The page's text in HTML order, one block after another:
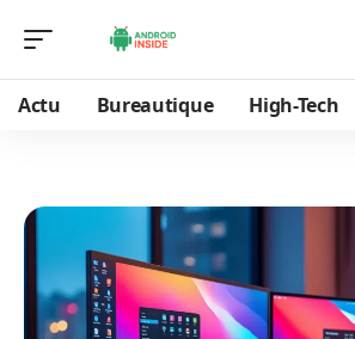
Actu Bureautique High-Tech